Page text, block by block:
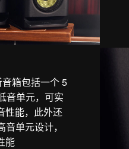
箱包括一个 5
音单元，可实
性能，此外还
单元设计，
能